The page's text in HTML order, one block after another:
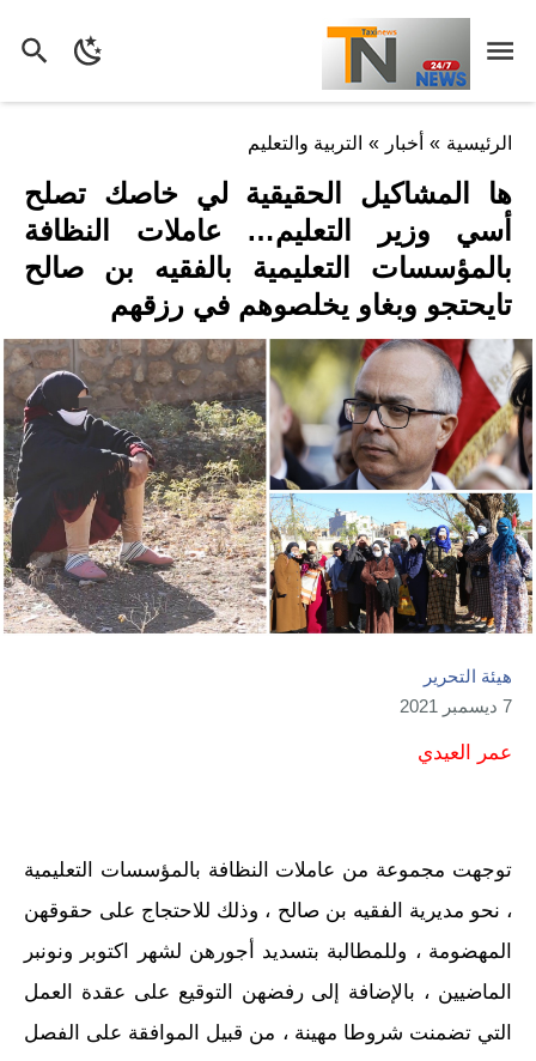
الرئيسية » أخبار » التربية والتعليم
ها المشاكيل الحقيقية لي خاصك تصلح
أسي وزير التعليم… عاملات النظافة
بالمؤسسات التعليمية بالفقيه بن صالح
تايحتجو وبغاو يخلصوهم في رزقهم
هيئة التحرير
7 ديسمبر 2021
عمر العيدي
توجهت مجموعة من عاملات النظافة بالمؤسسات التعليمية
، نحو مديرية الفقيه بن صالح ، وذلك للاحتجاج على حقوقهن
المهضومة ، وللمطالبة بتسديد أجورهن لشهر اكتوبر ونونبر
الماضيين ، بالإضافة إلى رفضهن التوقيع على عقدة العمل
التي تضمنت شروطا مهينة ، من قبيل الموافقة على الفصل